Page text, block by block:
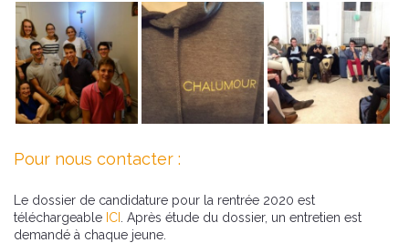
Pour nous contacter :
Le dossier de candidature pour la rentrée 2020 est
téléchargeable ICI
. Après étude du dossier, un entretien est
demandé à chaque jeune.